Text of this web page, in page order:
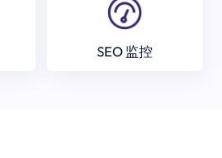
SEO 监控